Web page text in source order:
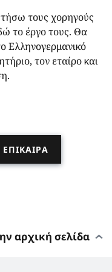
τους χορηγούς
το έργο τους. Θα
Ελληνογερμανικό
τον εταίρο και
αρχική σελίδα